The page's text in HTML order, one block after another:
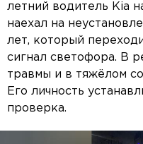
летний водитель Kia
наехал на
лет, который
сигнал светофора. В
травмы и в тяжёлом
Его личность
проверка.